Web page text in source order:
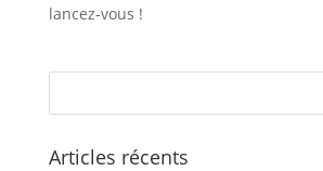
lancez-vous !
Articles récents